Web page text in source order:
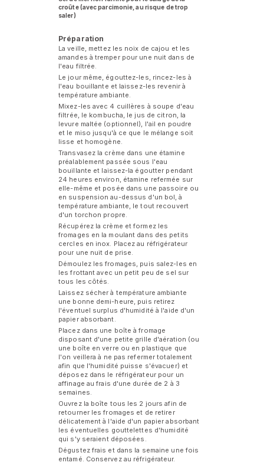
croûte (avec parcimonie, au risque de trop
saler)
Préparation
La veille, mettez les noix de cajou et les
amandes à tremper pour une nuit dans de
l'eau filtrée.
Le jour même, égouttez-les, rincez-les à
l'eau bouillante et laissez-les revenir à
température ambiante.
Mixez-les avec 4 cuillères à soupe d'eau
filtrée, le kombucha, le jus de citron, la
levure maltée (optionnel), l'ail en poudre
et le miso jusqu'à ce que le mélange soit
lisse et homogène.
Transvasez la crème dans une étamine
préalablement passée sous l'eau
bouillante et laissez-la égoutter pendant
24 heures environ, étamine refermée sur
elle-même et posée dans une passoire ou
en suspension au-dessus d'un bol, à
température ambiante, le tout recouvert
d'un torchon propre.
Récupérez la crème et formez les
fromages en la moulant dans des petits
cercles en inox. Placez au réfrigérateur
pour une nuit de prise.
Démoulez les fromages, puis salez-les en
les frottant avec un petit peu de sel sur
tous les côtés.
Laissez sécher à température ambiante
une bonne demi-heure, puis retirez
l'éventuel surplus d'humidité à l'aide d'un
papier absorbant.
Placez dans une boîte à fromage
disposant d'une petite grille d'aération (ou
une boîte en verre ou en plastique que
l'on veillera à ne pas refermer totalement
afin que l'humidité puisse s'évacuer) et
déposez dans le réfrigérateur pour un
affinage au frais d'une durée de 2 à 3
semaines.
Ouvrez la boîte tous les 2 jours afin de
retourner les fromages et de retirer
délicatement à l'aide d'un papier absorbant
les éventuelles gouttelettes d'humidité
qui s'y seraient déposées.
Dégustez frais et dans la semaine une fois
entamé. Conservez au réfrigérateur.